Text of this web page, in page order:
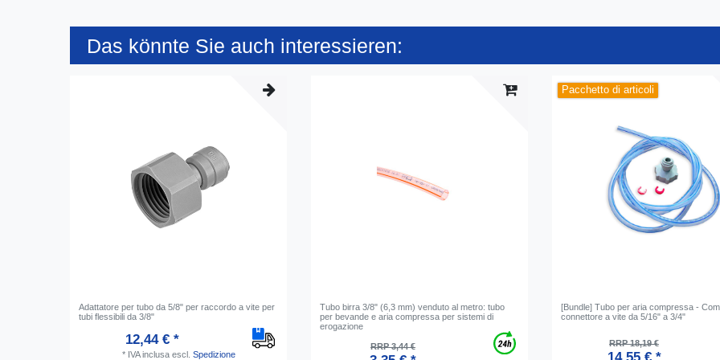
Das könnte Sie auch interessieren:
Adattatore per tubo da 5/8" per raccordo a vite per
tubi flessibili da 3/8"
12,44 € *
* IVA inclusaescl. Spedizione
Tubo birra 3/8" (6,3 mm) venduto al metro: tubo
per bevande e aria compressa per sistemi di
erogazione
RRP 3,44 €
Pacchetto di articoli
[Bundle] Tubo per aria compressa -
connettore a vite da 5/16" a 3/4"
RRP 18,19 €